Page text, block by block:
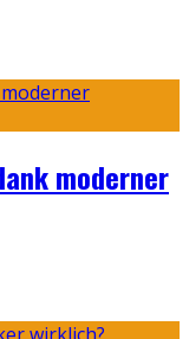
moderner